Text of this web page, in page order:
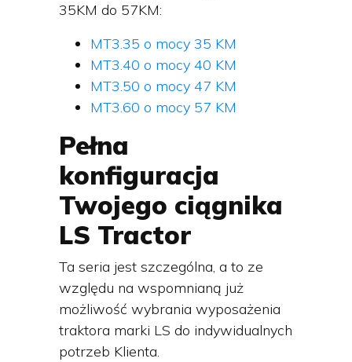
35KM do 57KM:
MT3.35 o mocy 35 KM
MT3.40 o mocy 40 KM
MT3.50 o mocy 47 KM
MT3.60 o mocy 57 KM
Pełna
konfiguracja
Twojego ciągnika
LS Tractor
Ta seria jest szczególna, a to ze
względu na wspomnianą już
możliwość wybrania wyposażenia
traktora marki LS do indywidualnych
potrzeb Klienta.